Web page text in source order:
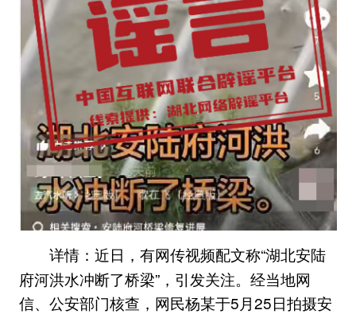
详情： 近日，有网传视频配文称“湖北安陆
府河洪水冲断了桥梁”，引发关注。经当地网
信、公安部门核查，网民杨某于5月25日拍摄安